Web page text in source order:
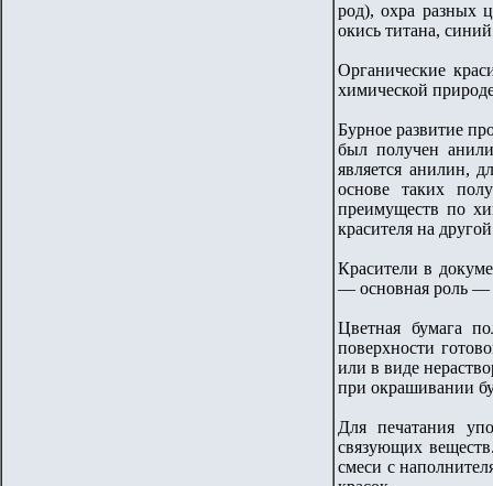
род), охра разных
окись титана,
Органические
химической
Бурное развитие
был получен
является анилин,
основе таких
преимуществ по
красителя на
Красители в
— основная роль —
Цветная бумага
поверхности
или в виде
при окрашивании
Для печатания
связующих
смеси с